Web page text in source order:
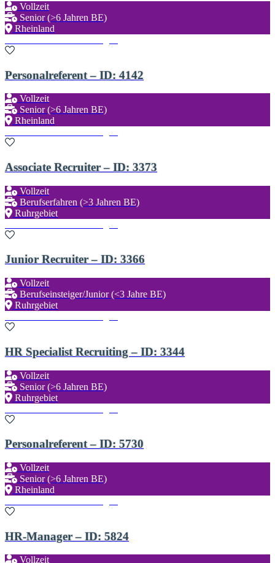
Vollzeit
Senior (>6 Jahren BE)
Rheinland
Personalreferent – ID: 4142
Vollzeit
Senior (>6 Jahren BE)
Rheinland
Associate Recruiter – ID: 3373
Vollzeit
Berufserfahren (>3 Jahren BE)
Ruhrgebiet
Junior Recruiter – ID: 3366
Vollzeit
Berufseinsteiger/Junior (<3 Jahre BE)
Ruhrgebiet
HR Specialist Recruiting – ID: 3344
Vollzeit
Senior (>6 Jahren BE)
Ruhrgebiet
Personalreferent – ID: 5730
Vollzeit
Senior (>6 Jahren BE)
Rheinland
HR-Manager – ID: 5824
Vollzeit